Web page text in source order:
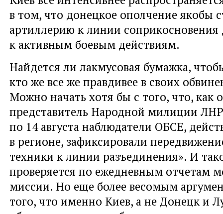
в том, что донецкое ополчение якобы
артиллерию к линии соприкосновения
к активным боевым действиям.
Найдется ли лакмусовая бумажка,
кто же все же правдивее в своих
Можно начать хотя бы с того, что, как
представитель Народной милиции
по 14 августа наблюдатели ОБСЕ,
в регионе, зафиксировали
техники к линии разъединения». И
проверяется по ежедневным отчетам
миссии. Но еще более весомым
того, что именно Киев, а не Донецк и